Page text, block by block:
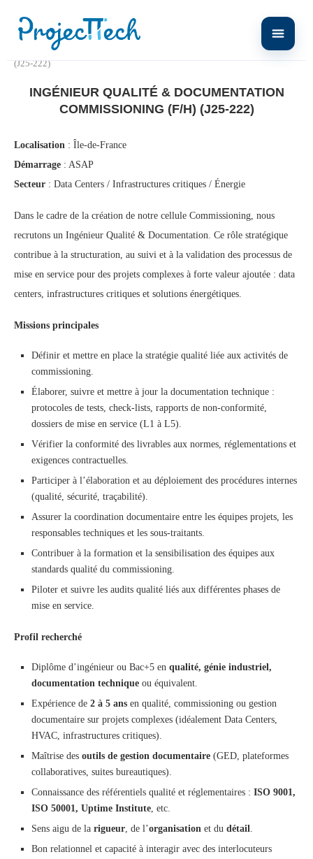
Ingénieur Qualité & Documentation Commissioning (F/H)
(J25-222)
INGÉNIEUR QUALITÉ & DOCUMENTATION
COMMISSIONING (F/H) (J25-222)
Localisation : Île-de-France
Démarrage : ASAP
Secteur : Data Centers / Infrastructures critiques / Énergie
Dans le cadre de la création de notre cellule Commissioning, nous
recrutons un Ingénieur Qualité & Documentation. Ce rôle stratégique
contribue à la structuration, au suivi et à la validation des processus de
mise en service pour des projets complexes à forte valeur ajoutée : data
centers, infrastructures critiques et solutions énergétiques.
Missions principales
Définir et mettre en place la stratégie qualité liée aux activités de
commissioning.
Élaborer, suivre et mettre à jour la documentation technique :
protocoles de tests, check-lists, rapports de non-conformité,
dossiers de mise en service (L1 à L5).
Vérifier la conformité des livrables aux normes, réglementations et
exigences contractuelles.
Participer à l’élaboration et au déploiement des procédures internes
(qualité, sécurité, traçabilité).
Assurer la coordination documentaire entre les équipes projets, les
responsables techniques et les sous-traitants.
Contribuer à la formation et la sensibilisation des équipes aux
standards qualité du commissioning.
Piloter et suivre les audits qualité liés aux différentes phases de
mise en service.
Profil recherché
Diplôme d’ingénieur ou Bac+5 en qualité, génie industriel,
documentation technique ou équivalent.
Expérience de 2 à 5 ans en qualité, commissioning ou gestion
documentaire sur projets complexes (idéalement Data Centers,
HVAC, infrastructures critiques).
Maîtrise des outils de gestion documentaire (GED, plateformes
collaboratives, suites bureautiques).
Connaissance des référentiels qualité et réglementaires : ISO 9001,
ISO 50001, Uptime Institute, etc.
Sens aigu de la rigueur, de l’organisation et du détail.
Bon relationnel et capacité à interagir avec des interlocuteurs